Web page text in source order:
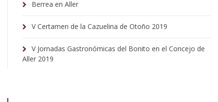
Berrea en Aller
V Certamen de la Cazuelina de Otoño 2019
V Jornadas Gastronómicas del Bonito en el Concejo de
Aller 2019